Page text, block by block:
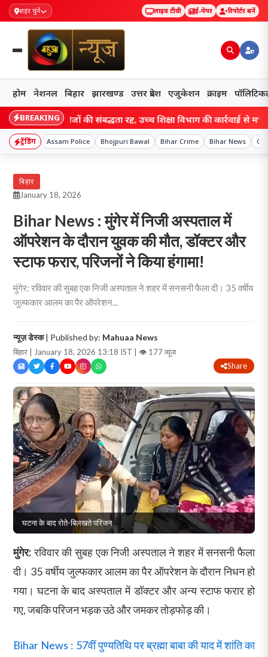
शहर चुनें लाइव टीवी ई-पेपर रिपोर्टर बनें
होम नेशनल बिहार झारखण्ड उत्तर प्रदेश एजुकेशन क्राइम
BREAKING
कॉलेजों की संबद्धता रद्द, उच्च शिक्षा विभाग की कार्रवाई से मचा हड़कंप;
ट्रेंडिंग Assam Police Bhojpuri Bawal Bihar Crime Bihar News
बिहार
January 18, 2026
Bihar News : मुंगेर में निजी अस्पताल में
ऑपरेशन के दौरान युवक की मौत, डॉक्टर और
स्टाफ फरार, परिजनों ने किया हंगामा!
मुंगेर: रविवार की सुबह एक निजी अस्पताल ने शहर में सनसनी फैला दी। 35 वर्षीय
जुल्फकार आलम का पैर ऑपरेशन...
न्यूज़ डेस्क| Published by: Mahuaa News
बिहार | January 18, 2026 13:18 IST | 👁 177 व्यूज
Share
घटना के बाद रोते-बिलखते परिजन
मुंगेर:रविवार की सुबह एक निजी अस्पताल ने शहर में सनसनी फैला
दी। 35 वर्षीय जुल्फकार आलम का पैर ऑपरेशन के दौरान निधन हो
गया। घटना के बाद अस्पताल में डॉक्टर और अन्य स्टाफ फरार हो
गए, जबकि परिजन भड़क उठे और जमकर तोड़फोड़ की।
Bihar News : 57वीं पुण्यतिथि पर ब्रह्मा बाबा की याद में शांति का